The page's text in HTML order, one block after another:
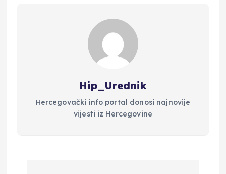
Hip_Urednik
Hercegovački info portal donosi najnovije
vijesti iz Hercegovine